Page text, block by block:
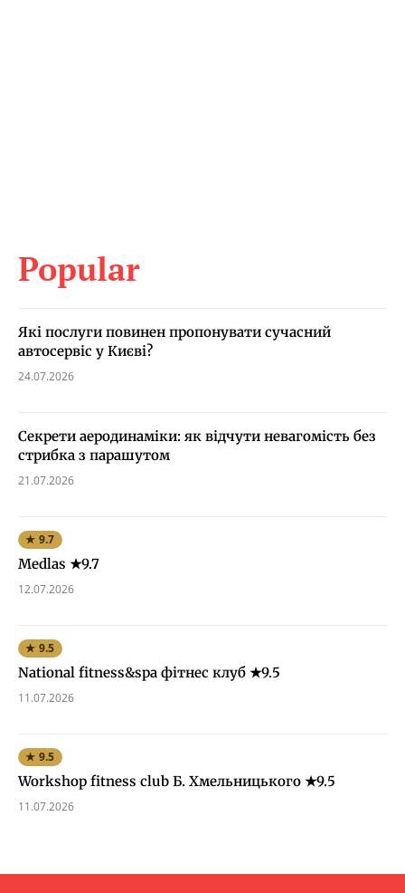
Popular
Які послуги повинен пропонувати сучасний
автосервіс у Києві?
24.07.2026
Секрети аеродинаміки: як відчути невагомість без
стрибка з парашутом
21.07.2026
★ 9.7
Medlas ★9.7
12.07.2026
★ 9.5
National fitness&spa фітнес клуб ★9.5
11.07.2026
★ 9.5
Workshop fitness club Б. Хмельницького ★9.5
11.07.2026